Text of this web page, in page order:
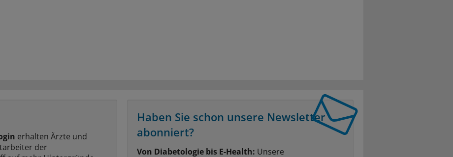
erhalten Ärzte und
der
Haben Sie schon unsere Newsletter
abonniert?
Von Diabetologie bis E-Health: Unsere